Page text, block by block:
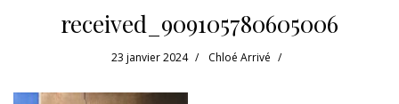
received_909105780605006
23 janvier 2024 Chloé Arrivé